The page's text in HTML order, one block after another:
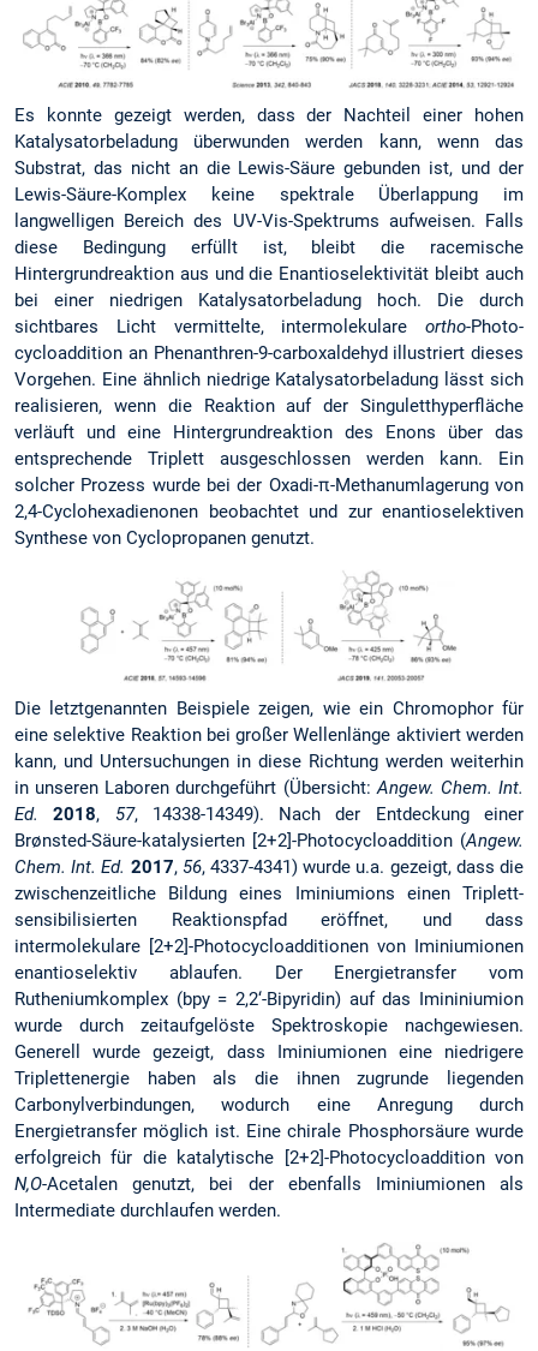
Es konnte gezeigt werden, dass der Nachteil einer hohen
Katalysatorbeladung überwunden werden kann, wenn das
Substrat, das nicht an die Lewis-Säure gebunden ist, und der
Lewis-Säure-Komplex keine spektrale Überlappung im
langwelligen Bereich des UV-Vis-Spektrums aufweisen. Falls
diese Bedingung erfüllt ist, bleibt die racemische
Hintergrundreaktion aus und die Enantioselektivität bleibt auch
bei einer niedrigen Katalysatorbeladung hoch. Die durch
sichtbares Licht vermittelte, intermolekulare ortho-Photo­
cycloaddition an Phenanthren-9-carboxaldehyd illustriert dieses
Vorgehen. Eine ähnlich niedrige Katalysatorbeladung lässt sich
realisieren, wenn die Reaktion auf der Singuletthyperfläche
verläuft und eine Hintergrundreaktion des Enons über das
entsprechende Triplett ausgeschlossen werden kann. Ein
solcher Prozess wurde bei der Oxadi-π-Methanumlagerung von
2,4-Cyclohexadienonen beobachtet und zur enantioselektiven
Synthese von Cyclopropanen genutzt.
Die letztgenannten Beispiele zeigen, wie ein Chromophor für
eine selektive Reaktion bei großer Wellenlänge aktiviert werden
kann, und Untersuchungen in diese Richtung werden weiterhin
in unseren Laboren durchgeführt (Übersicht:Angew. Chem. Int.
Ed.
2018, 57, 14338-14349). Nach der Entdeckung einer
Brønsted-Säure-katalysierten [2+2]-Photocycloaddition (Angew.
Chem. Int. Ed. 2017, 56, 4337-4341) wurde u.a. gezeigt, dass die
zwischenzeitliche Bildung eines Iminiumions einen Triplett-
sensibilisierten Reaktions­pfad eröffnet, und dass
intermolekulare [2+2]-Photocycloadditionen von Iminiumionen
enantioselektiv ablaufen. Der Energietransfer vom
Rutheniumkomplex (bpy = 2,2‘-Bipyridin) auf das Imininiumion
wurde durch zeitaufgelöste Spektroskopie nachgewiesen.
Generell wurde gezeigt, dass Iminiumionen eine niedrigere
Triplettenergie haben als die ihnen zugrunde liegenden
Carbonylverbindungen, wodurch eine Anregung durch
Energietransfer möglich ist. Eine chirale Phosphorsäure wurde
erfolgreich für die katalytische [2+2]-Photocycloaddition von
N,O-Acetalen genutzt, bei der ebenfalls Iminiumionen als
Intermediate durchlaufen werden.